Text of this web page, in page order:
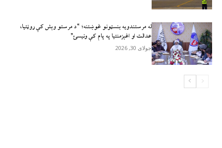
له مرستندویه بنسټونو غوښتنه؛ “د مرستو وېش کې روڼتیا،
عدالت او اغېزمنتیا په پام کې ونیسئ”
جولای 30, 2026